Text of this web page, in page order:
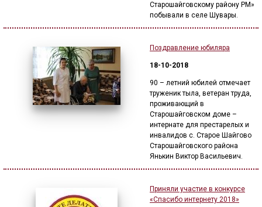
Старошайговскому району РМ»
побывали в селе Шувары.
Поздравление юбиляра
18-10-2018
90 – летний юбилей отмечает
труженик тыла, ветеран труда,
проживающий в
Старошайговском доме –
интернате для престарелых и
инвалидов с. Старое Шайгово
Старошайговского района
Янькин Виктор Васильевич.
Приняли участие в конкурсе
«Спасибо интернету 2018»